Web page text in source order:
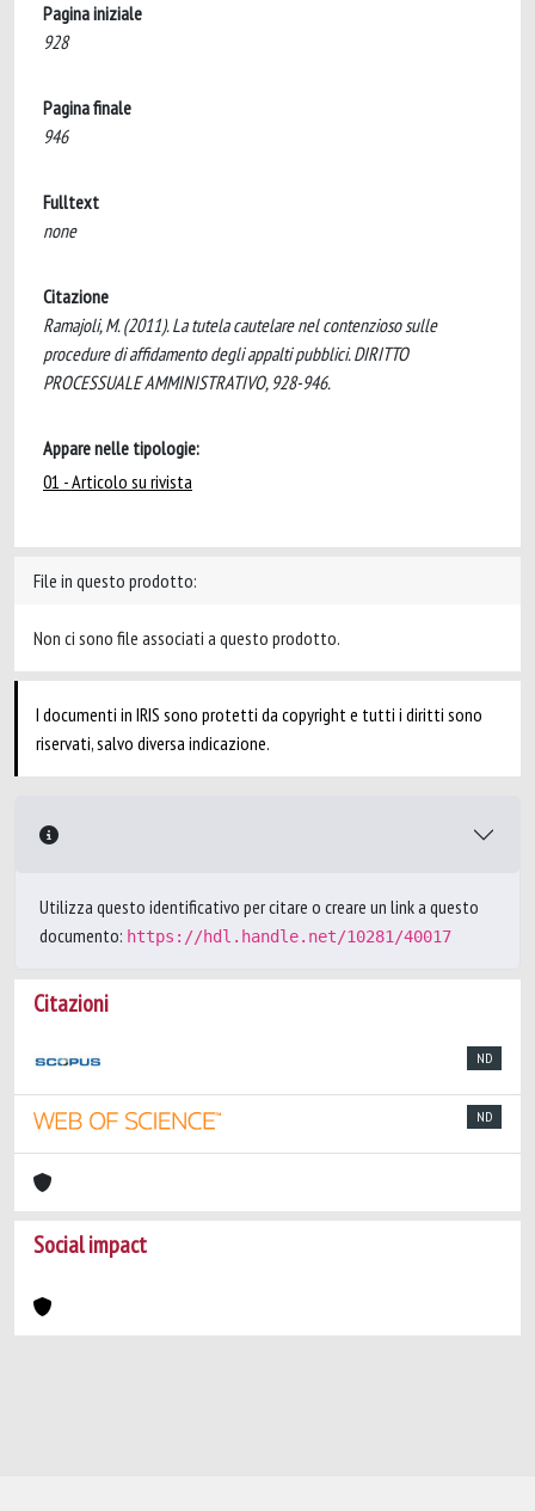
Pagina iniziale
928
Pagina finale
946
Fulltext
none
Citazione
Ramajoli, M. (2011). La tutela cautelare nel contenzioso sulle
procedure di affidamento degli appalti pubblici. DIRITTO
PROCESSUALE AMMINISTRATIVO, 928-946.
Appare nelle tipologie:
01 - Articolo su rivista
File in questo prodotto:
Non ci sono file associati a questo prodotto.
I documenti in IRIS sono protetti da copyright e tutti i diritti sono
riservati, salvo diversa indicazione.
Utilizza questo identificativo per citare o creare un link a questo
documento: https://hdl.handle.net/10281/40017
Citazioni
ND
ND
Social impact